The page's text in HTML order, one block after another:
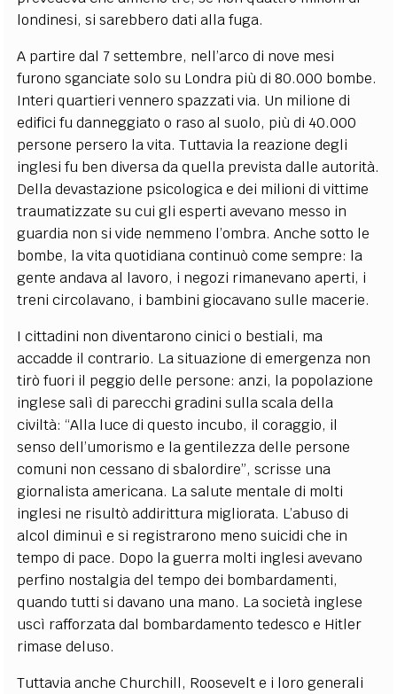
londinesi, si sarebbero dati alla fuga.
A partire dal 7 settembre, nell’arco di nove mesi
furono sganciate solo su Londra più di 80.000 bombe.
Interi quartieri vennero spazzati via. Un milione di
edifici fu danneggiato o raso al suolo, più di 40.000
persone persero la vita. Tuttavia la reazione degli
inglesi fu ben diversa da quella prevista dalle autorità.
Della devastazione psicologica e dei milioni di vittime
traumatizzate su cui gli esperti avevano messo in
guardia non si vide nemmeno l’ombra. Anche sotto le
bombe, la vita quotidiana continuò come sempre: la
gente andava al lavoro, i negozi rimanevano aperti, i
treni circolavano, i bambini giocavano sulle macerie.
I cittadini non diventarono cinici o bestiali, ma
accadde il contrario. La situazione di emergenza non
tirò fuori il peggio delle persone: anzi, la popolazione
inglese salì di parecchi gradini sulla scala della
civiltà: “Alla luce di questo incubo, il coraggio, il
senso dell’umorismo e la gentilezza delle persone
comuni non cessano di sbalordire”, scrisse una
giornalista americana. La salute mentale di molti
inglesi ne risultò addirittura migliorata. L’abuso di
alcol diminuì e si registrarono meno suicidi che in
tempo di pace. Dopo la guerra molti inglesi avevano
perfino nostalgia del tempo dei bombardamenti,
quando tutti si davano una mano. La società inglese
uscì rafforzata dal bombardamento tedesco e Hitler
rimase deluso.
Tuttavia anche Churchill, Roosevelt e i loro generali